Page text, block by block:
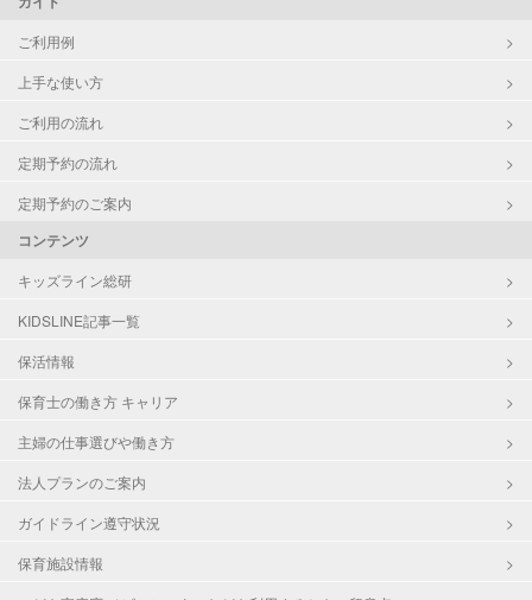
ご利用例
上手な使い方
ご利用の流れ
定期予約の流れ
定期予約のご案内
コンテンツ
キッズライン総研
KIDSLINE記事一覧
保活情報
保育士の働き方 キャリア
主婦の仕事選びや働き方
法人プランのご案内
ガイドライン遵守状況
保育施設情報